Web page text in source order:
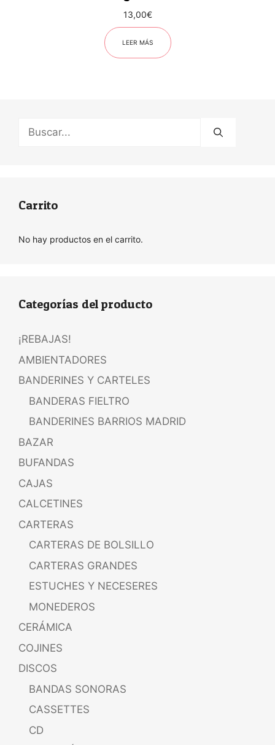
13,00€
LEER MÁS
Buscar:
Carrito
No hay productos en el carrito.
Categorías del producto
¡REBAJAS!
AMBIENTADORES
BANDERINES Y CARTELES
BANDERAS FIELTRO
BANDERINES BARRIOS MADRID
BAZAR
BUFANDAS
CAJAS
CALCETINES
CARTERAS
CARTERAS DE BOLSILLO
CARTERAS GRANDES
ESTUCHES Y NECESERES
MONEDEROS
CERÁMICA
COJINES
DISCOS
BANDAS SONORAS
CASSETTES
CD